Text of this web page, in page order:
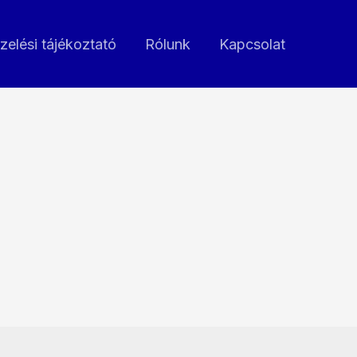
tájékoztató Rólunk Kapcsolat